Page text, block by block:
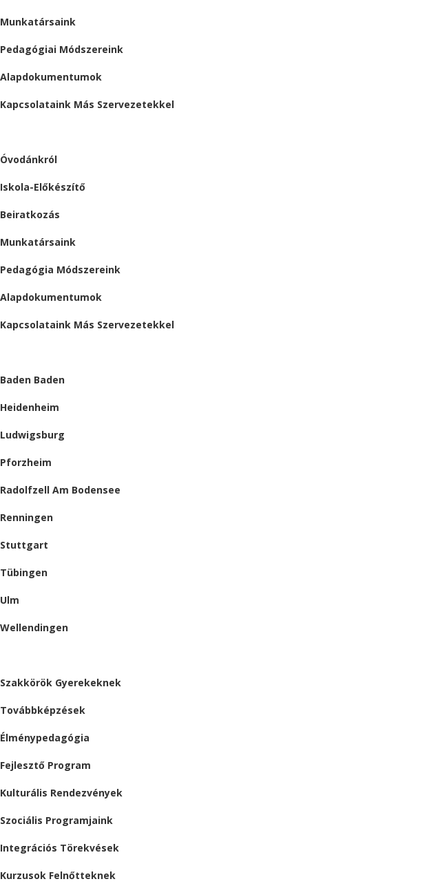
Munkatársaink
Pedagógiai Módszereink
Alapdokumentumok
Kapcsolataink Más Szervezetekkel
Óvodánkról
Iskola-Előkészítő
Beiratkozás
Munkatársaink
Pedagógia Módszereink
Alapdokumentumok
Kapcsolataink Más Szervezetekkel
Baden Baden
Heidenheim
Ludwigsburg
Pforzheim
Radolfzell Am Bodensee
Renningen
Stuttgart
Tübingen
Ulm
Wellendingen
Szakkörök Gyerekeknek
Továbbképzések
Élménypedagógia
Fejlesztő Program
Kulturális Rendezvények
Szociális Programjaink
Integrációs Törekvések
Kurzusok Felnőtteknek